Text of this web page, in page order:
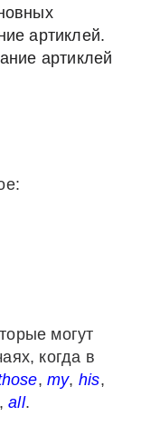
артиклей.
артиклей
могут
, когда в
,my, his,
all.